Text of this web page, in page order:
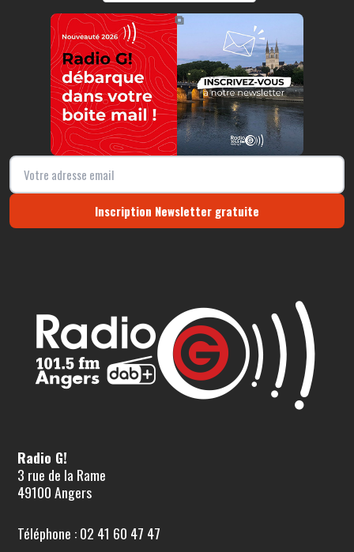
https://radio-g.fr?r74
⧉
Inscription Newsletter gratuite
Radio G!
3 rue de la Rame
49100 Angers
Téléphone : 02 41 60 47 47